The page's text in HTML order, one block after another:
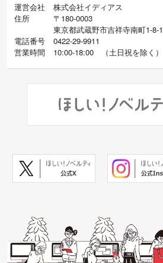
運営会社
株式会社イディアス
住所
〒180-0003
東京都武蔵野市吉祥寺南町1-8-
電話番号
0422-29-9911
営業時間
10:00-18:00 （土日祝を除く）